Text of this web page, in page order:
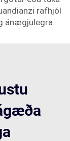
rafhjól
ánægjulegra.